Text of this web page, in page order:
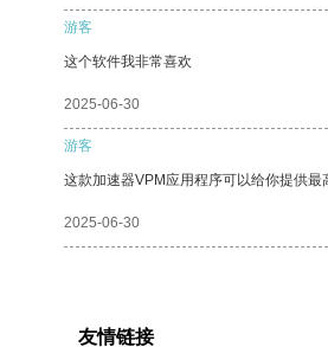
游客
这个软件我非常喜欢
2025-06-30
游客
这款加速器VPM应用程序可以给你提供最
2025-06-30
友情链接